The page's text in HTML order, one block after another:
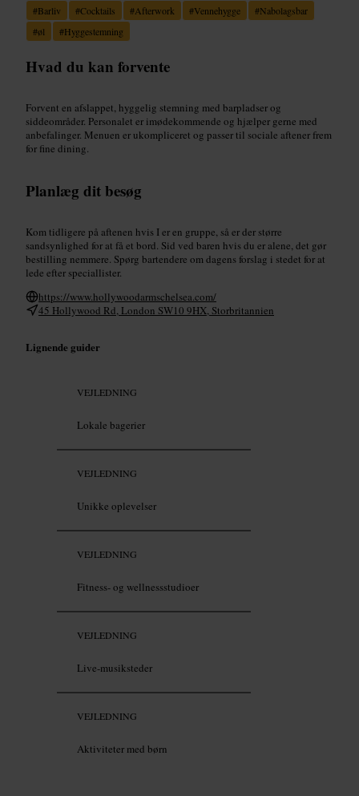
#Barliv #Cocktails #Afterwork #Vennehygge #Nabolagsbar
#øl #Hyggestemning
Hvad du kan forvente
Forvent en afslappet, hyggelig stemning med barpladser og
siddeområder. Personalet er imødekommende og hjælper gerne med
anbefalinger. Menuen er ukompliceret og passer til sociale aftener frem
for fine dining.
Planlæg dit besøg
Kom tidligere på aftenen hvis I er en gruppe, så er der større
sandsynlighed for at få et bord. Sid ved baren hvis du er alene, det gør
bestilling nemmere. Spørg bartendere om dagens forslag i stedet for at
lede efter speciallister.
https://www.hollywoodarmschelsea.com/
45 Hollywood Rd, London SW10 9HX, Storbritannien
Lignende guider
VEJLEDNING
Lokale bagerier
VEJLEDNING
Unikke oplevelser
VEJLEDNING
Fitness- og wellnessstudioer
VEJLEDNING
Live-musiksteder
VEJLEDNING
Aktiviteter med børn